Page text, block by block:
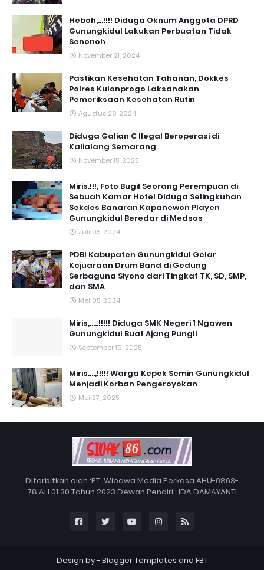
Heboh,...!!!! Diduga Oknum Anggota DPRD
Gunungkidul Lakukan Perbuatan Tidak
Senonoh
November 21, 2024
Pastikan Kesehatan Tahanan, Dokkes
Polres Kulonprogo Laksanakan
Pemeriksaan Kesehatan Rutin
Agustus 28, 2024
Diduga Galian C Ilegal Beroperasi di
Kalialang Semarang
November 15, 2025
Miris.!!!, Foto Bugil Seorang Perempuan di
Sebuah Kamar Hotel Diduga Selingkuhan
Sekdes Banaran Kapanewon Playen
Gunungkidul Beredar di Medsos
Juli 05, 2024
PDBI Kabupaten Gunungkidul Gelar
Kejuaraan Drum Band di Gedung
Serbaguna Siyono dari Tingkat TK, SD, SMP,
dan SMA
Mei 05, 2024
Miris,.....!!!!! Diduga SMK Negeri 1 Ngawen
Gunungkidul Buat Ajang Pungli
September 19, 2025
Miris....,!!!!! Warga Kepek Semin Gunungkidul
Menjadi Korban Pengeroyokan
Mei 27, 2025
Diterbitkan oleh :PT. Wibawa Media Perkasa AHU-0863-
78.AH.01.30.Tahun 2023 Dewan Pendiri : IDA DAMAYANTI
Design by - Blogger Templates and FBT